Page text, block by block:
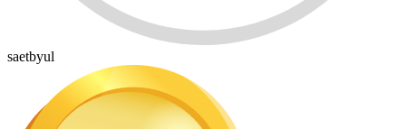
saetbyul